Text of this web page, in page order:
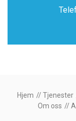
Hjem Tjenester
Om oss